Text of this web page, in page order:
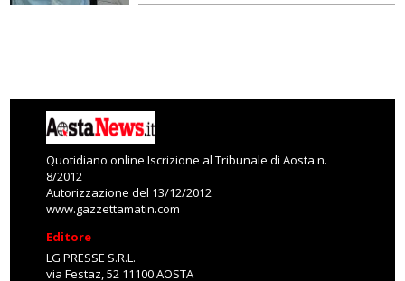
Quotidiano online Iscrizione al Tribunale di Aosta n.
8/2012
Autorizzazione del 13/12/2012
www.gazzettamatin.com
Editore
LG PRESSE S.R.L.
via Festaz, 52 11100 AOSTA